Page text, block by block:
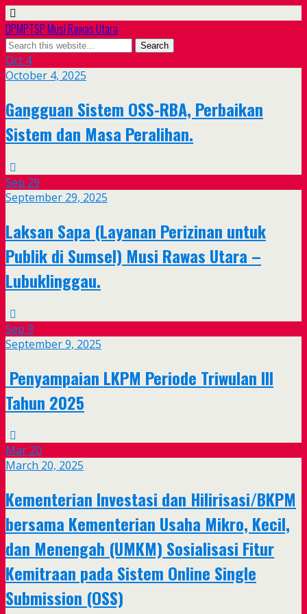
DPMPTSP Musi Rawas Utara
Oct 4
October 4, 2025
Gangguan Sistem OSS-RBA, Perbaikan
Sistem dan Masa Peralihan.
Sep 29
September 29, 2025
Laksan Sapa (Layanan Perizinan untuk
Publik di Sumsel) Musi Rawas Utara –
Lubuklinggau.
Sep 9
September 9, 2025
Penyampaian LKPM Periode Triwulan III
Tahun 2025
Mar 20
March 20, 2025
Kementerian Investasi dan Hilirisasi/BKPM
bersama Kementerian Usaha Mikro, Kecil,
dan Menengah (UMKM) Sosialisasi Fitur
Kemitraan pada Sistem Online Single
Submission (OSS)